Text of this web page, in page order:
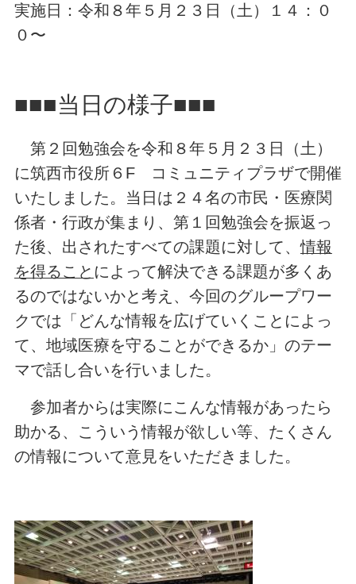
実施日：令和８年５月２３日（土）１４：０
０〜
■■■当日の様子■■■
第２回勉強会を令和８年５月２３日（土）
に筑西市役所６F コミュニティプラザで開催
いたしました。当日は２４名の市民・医療関
係者・行政が集まり、第１回勉強会を振返っ
た後、出されたすべての課題に対して、情報
を得ること によって解決できる課題が多くあ
るのではないかと考え、今回のグループワー
クでは「どんな情報を広げていくことによっ
て、地域医療を守ることができるか」のテー
マで話し合いを行いました。
参加者からは実際にこんな情報があったら
助かる、こういう情報が欲しい等、たくさん
の情報について意見をいただきました。